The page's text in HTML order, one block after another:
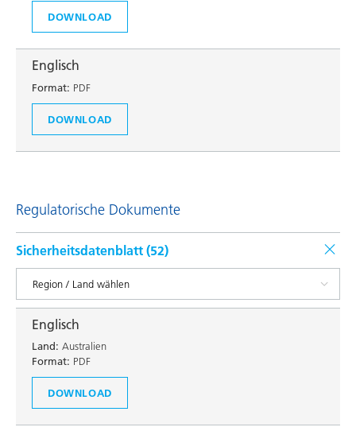
DOWNLOAD
Englisch
Format: PDF
DOWNLOAD
Regulatorische Dokumente
Sicherheitsdatenblatt (52)
Englisch
Land: Australien
Format: PDF
DOWNLOAD